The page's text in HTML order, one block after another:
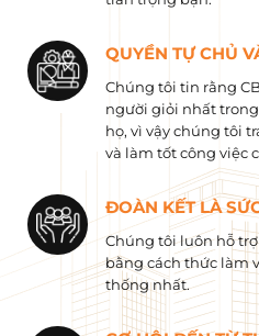
QUYỀN TỰ CHỦ
Chúng tôi tin rằng
người giỏi nhất
họ, vì vậy chúng tôi
và làm tốt công việc
ĐOÀN KẾT LÀ
Chúng tôi luôn hỗ
bằng cách thức làm
thống nhất.